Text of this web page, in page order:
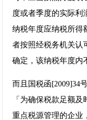
度或者季度的实际利
纳税年度应纳税所得
者按照经税务机关认
确定，该纳税年度内
而且国税函[2009]34
「为确保税款足额
重点税源管理的企业